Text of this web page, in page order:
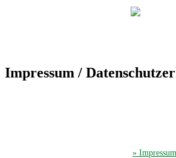
Impressum /
» Impressum